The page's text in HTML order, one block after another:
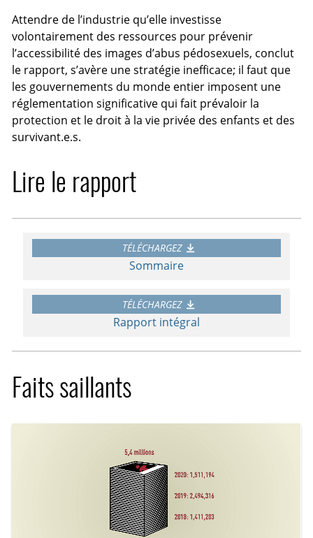
Attendre de l’industrie qu’elle investisse
volontairement des ressources pour prévenir
l’accessibilité des images d’abus pédosexuels, conclut
le rapport, s’avère une stratégie inefficace; il faut que
les gouvernements du monde entier imposent une
réglementation significative qui fait prévaloir la
protection et le droit à la vie privée des enfants et des
survivant.e.s.
Lire le rapport
TÉLÉCHARGEZ
Sommaire
TÉLÉCHARGEZ
Rapport intégral
Faits saillants